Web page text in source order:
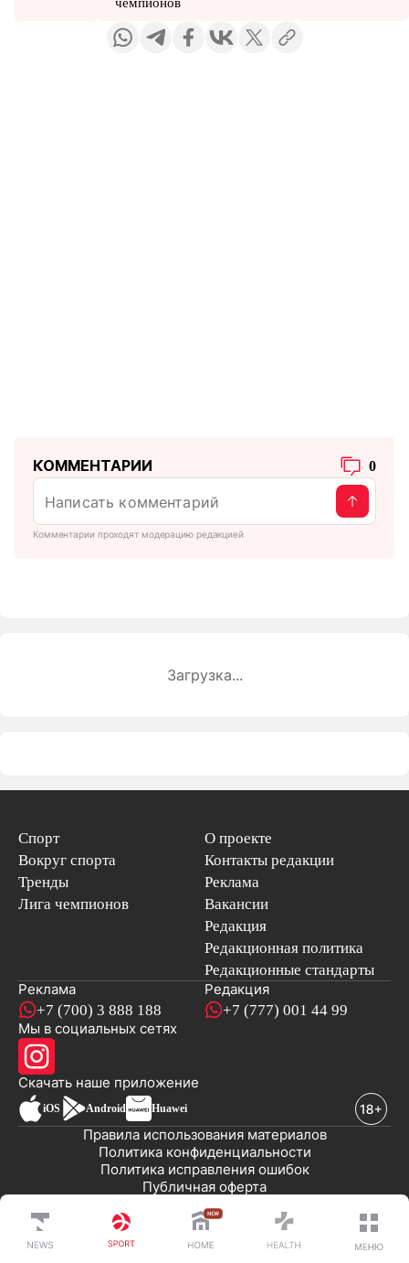
КОММЕНТАРИИ 0
Комментарии проходят модерацию редакцией
Загрузка...
Спорт
Вокруг спорта
Тренды
Лига чемпионов
О проекте
Контакты редакции
Реклама
Вакансии
Редакция
Редакционная политика
Редакционные стандарты
Реклама
+7 (700) 3 888 188
Редакция
+7 (777) 001 44 99
Мы в социальных сетях
Скачать наше приложениеновостей
iOS Android Huawei
Публичная оферта
Политика исправления ошибок
Политика конфиденциальности
Правила использования материалов
© 2008-2026 ТОО «EML»